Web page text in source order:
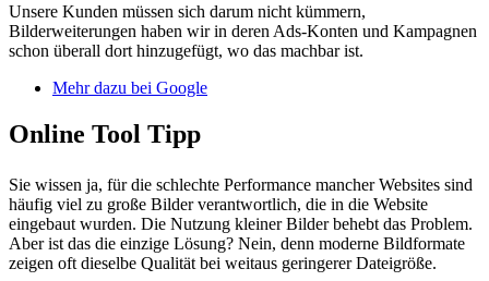
Unsere Kunden müssen sich darum nicht kümmern,
Bilderweiterungen haben wir in deren Ads-Konten und Kampagnen
schon überall dort hinzugefügt, wo das machbar ist.
Mehr dazu bei Google
Online Tool Tipp
Sie wissen ja, für die schlechte Performance mancher Websites sind
häufig viel zu große Bilder verantwortlich, die in die Website
eingebaut wurden. Die Nutzung kleiner Bilder behebt das Problem.
Aber ist das die einzige Lösung? Nein, denn moderne Bildformate
zeigen oft dieselbe Qualität bei weitaus geringerer Dateigröße.